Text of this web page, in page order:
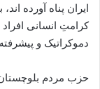
ایران پناه آورده‏
کرامتِ انسانی افراد
دموکراتیک و
حزب مردم بلوچستان/